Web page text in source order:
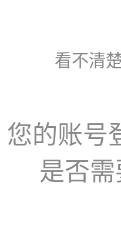
看不清
您的账号
是否